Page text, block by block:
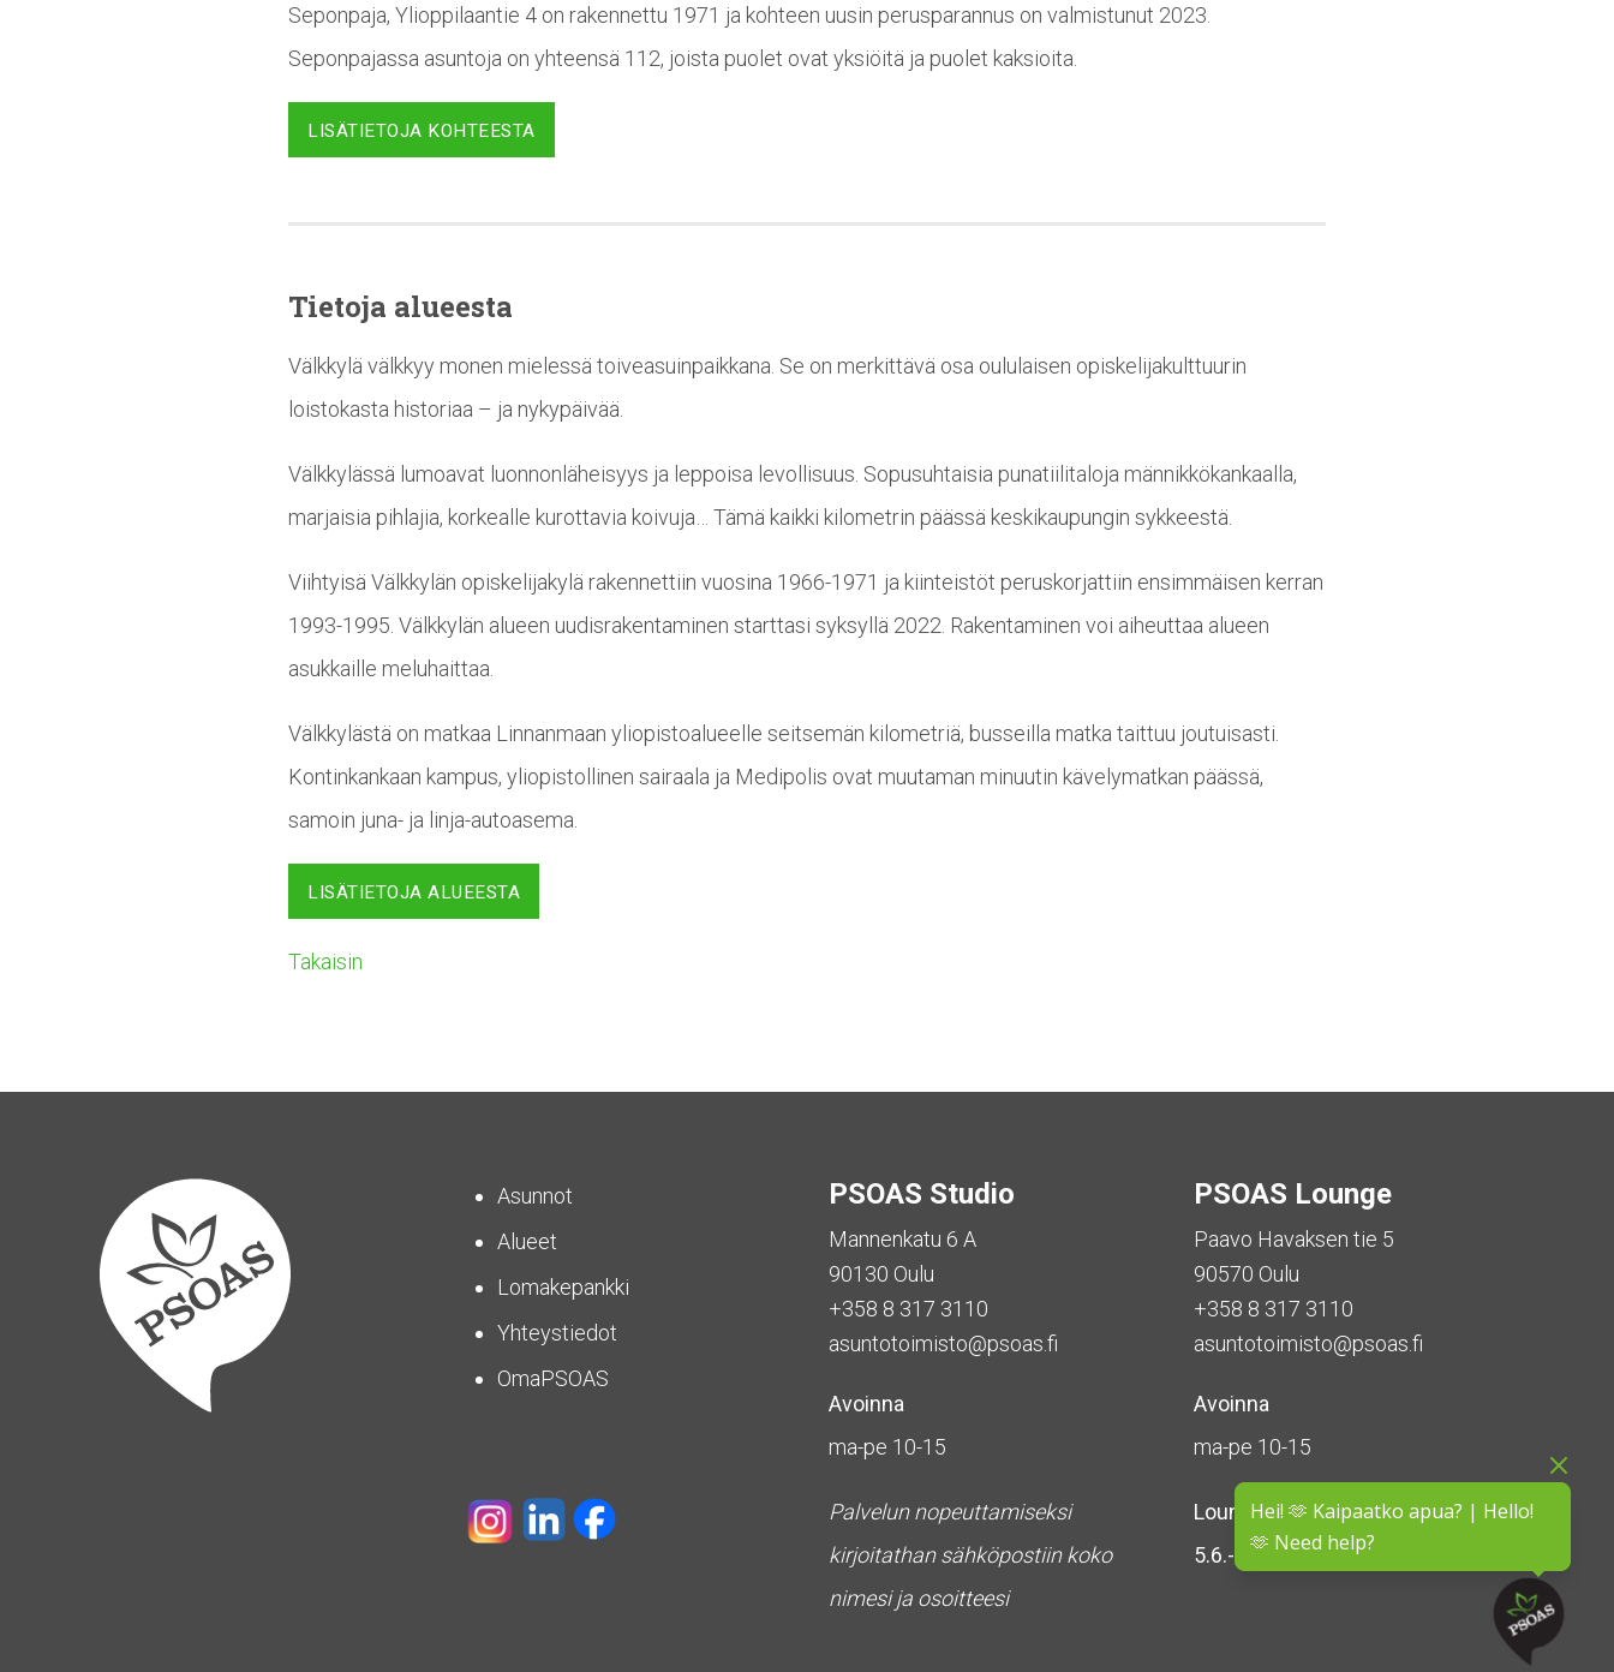
Hei! 🫶 Kaipaatko apua? | Hello!
🫶 Need help?
Seponpaja, Ylioppilaantie 4 on rakennettu 1971 ja kohteen uusin perusparannus on valmistunut 2023.
Seponpajassa asuntoja on yhteensä 112, joista puolet ovat yksiöitä ja puolet kaksioita.
LISÄTIETOJA KOHTEESTA
Tietoja alueesta
Välkkylä välkkyy monen mielessä toiveasuinpaikkana. Se on merkittävä osa oululaisen opiskelijakulttuurin
loistokasta historiaa – ja nykypäivää.
Välkkylässä lumoavat luonnonläheisyys ja leppoisa levollisuus. Sopusuhtaisia punatiilitaloja männikkökankaalla,
marjaisia pihlajia, korkealle kurottavia koivuja… Tämä kaikki kilometrin päässä keskikaupungin sykkeestä.
Viihtyisä Välkkylän opiskelijakylä rakennettiin vuosina 1966-1971 ja kiinteistöt peruskorjattiin ensimmäisen kerran
1993-1995. Välkkylän alueen uudisrakentaminen starttasi syksyllä 2022. Rakentaminen voi aiheuttaa alueen
asukkaille meluhaittaa.
Välkkylästä on matkaa Linnanmaan yliopistoalueelle seitsemän kilometriä, busseilla matka taittuu joutuisasti.
Kontinkankaan kampus, yliopistollinen sairaala ja Medipolis ovat muutaman minuutin kävelymatkan päässä,
samoin juna- ja linja-autoasema.
LISÄTIETOJA ALUEESTA
Takaisin
Asunnot
Alueet
Lomakepankki
Yhteystiedot
OmaPSOAS
PSOAS Studio
Mannenkatu 6 A
90130 Oulu
+358 8 317 3110
asuntotoimisto@psoas.fi
Avoinna
ma-pe 10-15
Palvelun nopeuttamiseksi
kirjoitathan sähköpostiin koko
nimesi ja osoitteesi
PSOAS Lounge
Paavo Havaksen tie 5
90570 Oulu
+358 8 317 3110
asuntotoimisto@psoas.fi
Avoinna
ma-pe 10-15
Lounge onsuljettu kesän ajan
5.6.-16.8.2026